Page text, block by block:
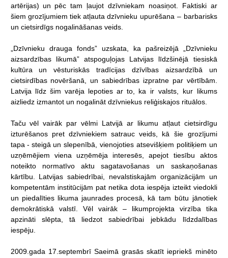
artērijas) un pēc tam ļaujot dzīvniekam noasiņot. Faktiski ar
šiem grozījumiem tiek atļauta dzīvnieku upurēšana – barbarisks
un cietsirdīgs nogalināšanas veids.
„Dzīvnieku drauga fonds” uzskata, ka pašreizējā
„Dzīvnieku
aizsardzības
likumā” atspoguļojas Latvijas līdzšinējā
tiesiskā
kultūra
un vēsturiskās tradīcijas dzīvības aizsardzībā
un
cietsirdības novēršanā, un sabiedrības izpratne par vērtībām.
Latvija līdz šim varēja lepoties ar to, ka ir valsts, kur likums
aizliedz izmantot un nogalināt dzīvniekus reliģiskajos rituālos.
Taču vēl vairāk par vēlmi Latvijā ar likumu atļaut cietsirdīgu
izturēšanos pret dzīvniekiem satrauc veids, kā šie grozījumi
tapa - steigā un slepenībā, vienojoties atsevišķiem politiķiem un
uzņēmējiem
viena uzņēmēja interesēs, apejot tiesību
aktos
noteikto
normatīvo aktu sagatavošanas un
saskaņošanas
kārtību.
Latvijas sabiedrībai, nevalstiskajām organizācijām un
kompetentām institūcijām pat netika dota iespēja izteikt viedokli
un piedalīties likuma jaunrades procesā, kā tam būtu jānotiek
demokrātiskā
valstī. Vēl vairāk – likumprojekta virzība
tika
apzināti
slēpta, tā liedzot sabiedrībai jebkādu
līdzdalības
iespēju.
2009.gada 17.septembrī Saeimā grasās skatīt iepriekš minēto